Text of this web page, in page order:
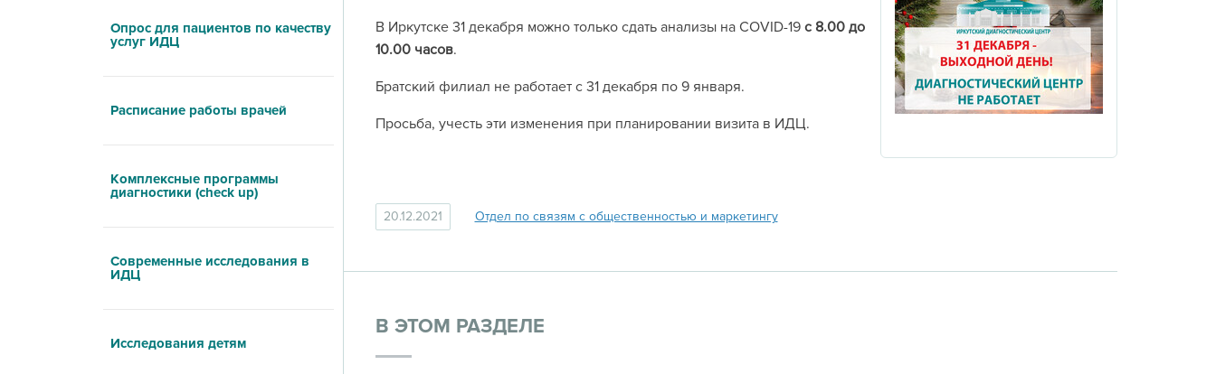
Опрос для пациентов по качеству
услуг ИДЦ
Расписание работы врачей
Комплексные программы
диагностики (check up)
Современные исследования в
ИДЦ
Исследования детям
В Иркутске 31 декабря можно только сдать анализы на COVID-19 с 8.00 до
10.00 часов.
Братский филиал не работает с 31 декабря по 9 января.
Просьба, учесть эти изменения при планировании визита в ИДЦ.
20.12.2021 Отдел по связям с общественностью и маркетингу
В ЭТОМ РАЗДЕЛЕ